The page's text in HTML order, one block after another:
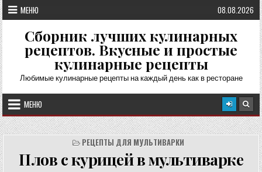
Перейти
к
содержимому
МЕНЮ 08.08.2026
Сборник лучших кулинарных
рецептов. Вкусные и простые
кулинарные рецепты
Любимые кулинарные рецепты на каждый день как в ресторане
МЕНЮ
РЕЦЕПТЫ ДЛЯ МУЛЬТИВАРКИ
Плов с курицей в мультиварке